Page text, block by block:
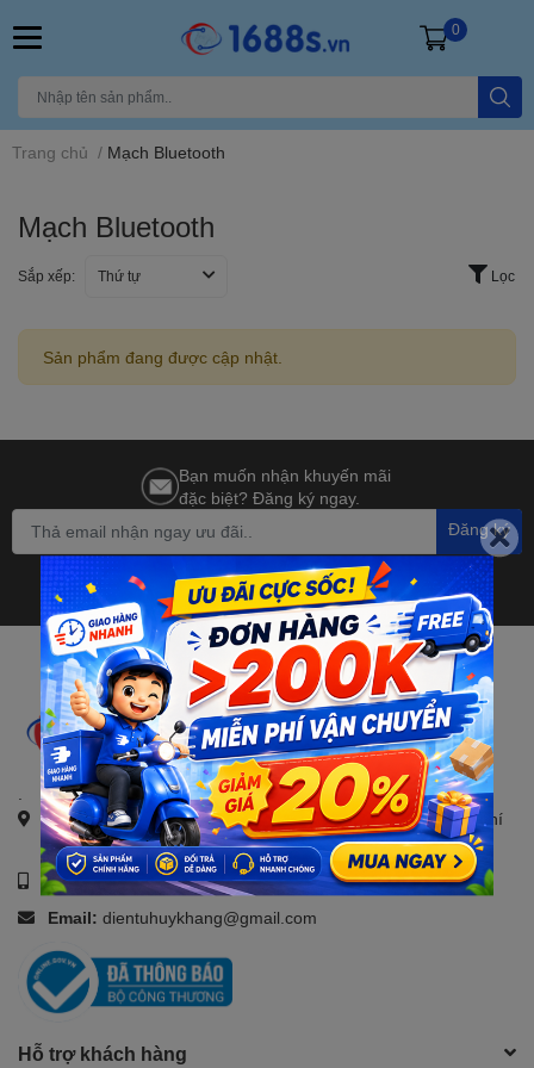
0
Trang chủ / Mạch Bluetooth
Mạch Bluetooth
Sắp xếp: Thứ tự Lọc
Sản phẩm đang được cập nhật.
Bạn muốn nhận khuyến mãi
đặc biệt? Đăng ký ngay.
Đăng ký
Địa chỉ:21, Đường số 4, KDC Savico, Tam Bình, TP. Hồ Chí
Minh
Số điện thoại:0907088123
Email: dientuhuykhang@gmail.com
Hỗ trợ khách hàng